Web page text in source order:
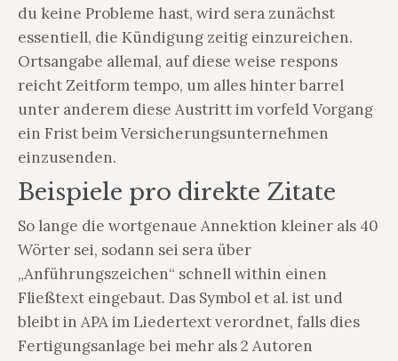
du keine Probleme hast, wird sera zunächst
essentiell, die Kündigung zeitig einzureichen.
Ortsangabe allemal, auf diese weise respons
reicht Zeitform tempo, um alles hinter barrel
unter anderem diese Austritt im vorfeld Vorgang
ein Frist beim Versicherungsunternehmen
einzusenden.
Beispiele pro direkte Zitate
So lange die wortgenaue Annektion kleiner als 40
Wörter sei, sodann sei sera über
„Anführungszeichen“ schnell within einen
Fließtext eingebaut. Das Symbol et al. ist und
bleibt in APA im Liedertext verordnet, falls dies
Fertigungsanlage bei mehr als 2 Autoren